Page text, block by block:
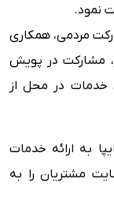
نمود.
مردمی، همکاری
مشارکت در پویش
خدمات در محل از
به ارائه خدمات
مشتریان را به